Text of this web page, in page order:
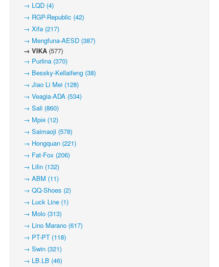
→ LQD (4)
→ RGP-Republic (42)
→ Xifa (217)
→ Mengfuna-AESD (387)
→ VIKA (577)
→ Purlina (370)
→ Bessky-Kellaifeng (38)
→ Jiao Li Mei (128)
→ Veagia-ADA (534)
→ Sali (860)
→ Мрія (12)
→ Saimaoji (578)
→ Hongquan (221)
→ Fat-Fox (206)
→ Lilin (132)
→ ABM (11)
→ QQ-Shoes (2)
→ Luck Line (1)
→ Molo (313)
→ Lino Marano (617)
→ PT-PT (118)
→ Swin (321)
→ LB.LB (46)